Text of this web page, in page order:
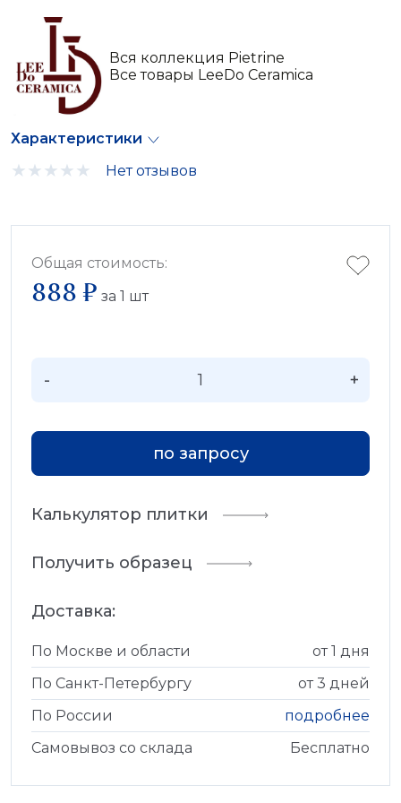
Вся коллекция Pietrine
Все товары LeeDo Ceramica
Характеристики
Нет отзывов
Общая стоимость:
888 ₽ за 1 шт
- +
по запросу
Калькулятор плитки
Получить образец
Доставка:
По Москве и области
от 1 дня
По Санкт-Петербургу
от 3 дней
По России
подробнее
Самовывоз со склада
Бесплатно